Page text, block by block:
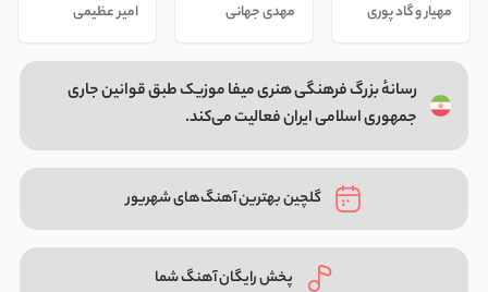
مهیار و گاد پوری مهدی جهانی امیر عظیمی
رسانهٔ بزرگ فرهنگی هنری میفا موزیک طبق قوانین جاری
جمهوری اسلامی ایران فعالیت می‌کند.
گلچین بهترین آهنگ‌های شهریور
پخش رایگان آهنگ شما